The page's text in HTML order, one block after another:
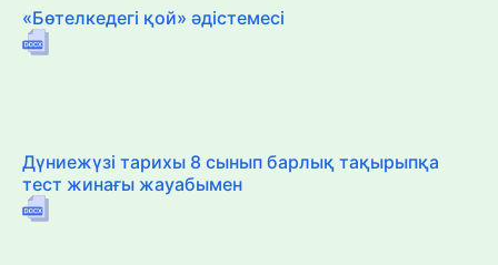
«Бөтелкедегі қой» әдістемесі
Дүниежүзі тарихы 8 сынып барлық тақырыпқа
тест жинағы жауабымен